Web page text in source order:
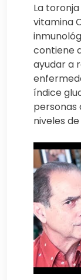
La
vitamina
contiene
ayudar a
índice
personas
niveles